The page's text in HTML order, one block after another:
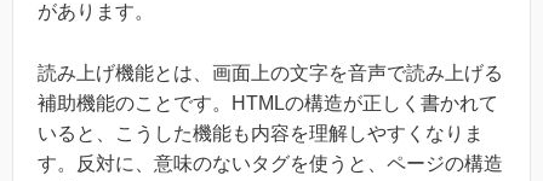
があります。
読み上げ機能とは、画面上の文字を音声で読み上げる
補助機能のことです。HTMLの構造が正しく書かれて
いると、こうした機能も内容を理解しやすくなりま
す。反対に、意味のないタグを使うと、ページの構造